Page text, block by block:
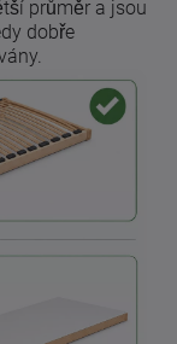
průměr a jsou
dobře